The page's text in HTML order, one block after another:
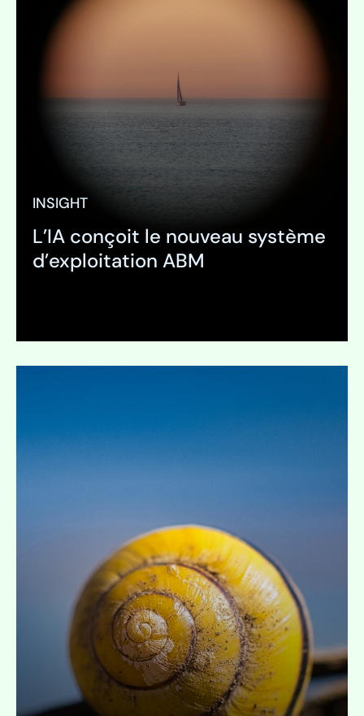
INSIGHT
L’IA conçoit le nouveau système
d’exploitation ABM